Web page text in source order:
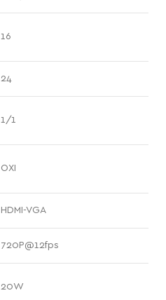
16
24
1/1
ΟΧΙ
HDMI-VGA
720P@12fps
20W